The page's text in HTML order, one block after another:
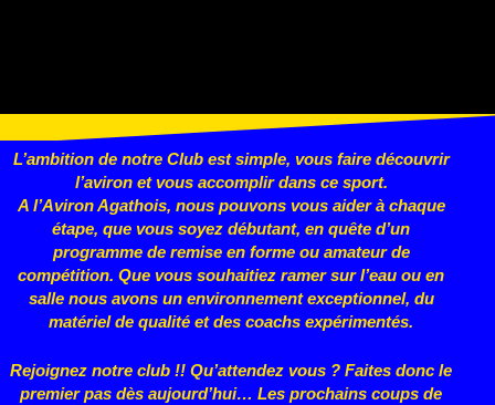
L’ambition de notre Club est simple, vous faire découvrir
l’aviron et vous accomplir dans ce sport.
A l’Aviron Agathois, nous pouvons vous aider à chaque
étape, que vous soyez débutant, en quête d’un
programme de remise en forme ou amateur de
compétition. Que vous souhaitiez ramer sur l’eau ou en
salle nous avons un environnement exceptionnel, du
matériel de qualité et des coachs expérimentés.
Rejoignez notre club !! Qu’attendez vous ? Faites donc le
premier pas dès aujourd’hui… Les prochains coups de